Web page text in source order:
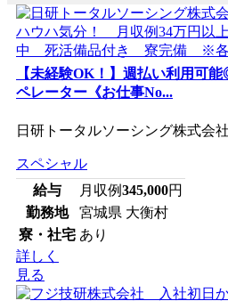
【未経験OK！】週払い利用可
ペレーター《お仕事No...
日研トータルソーシング株式会
スペシャル
給与
月収例345,000円
勤務地
宮城県 大衡村
寮・社宅 あり
詳しく
見る